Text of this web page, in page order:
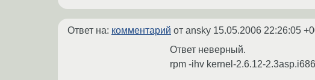
Ответ на: комментарий от ansky 15.05.2006 22:26:05
Ответ неверный.
rpm -ihv kernel-2.6.12-